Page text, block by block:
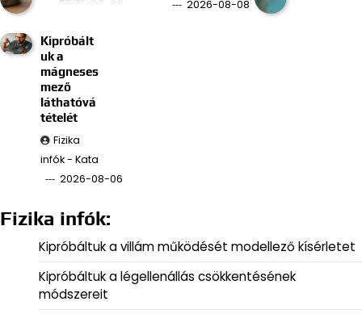
2026-08-08
Kipróbált
uk a
mágneses
mező
láthatóvá
tételét
Fizika
infók - Kata
2026-08-06
Fizika infók:
Kipróbáltuk a villám működését modellező kísérletet
Kipróbáltuk a légellenállás csökkentésének
módszereit